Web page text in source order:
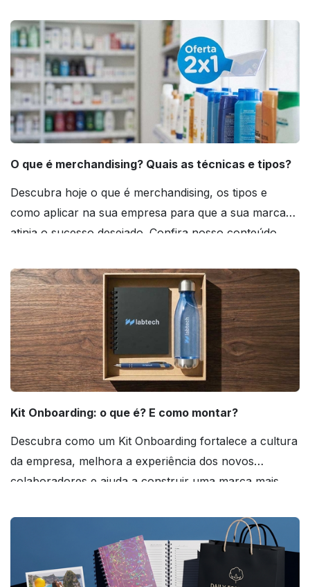
O que é merchandising? Quais as técnicas e tipos?
Descubra hoje o que é merchandising, os tipos e
como aplicar na sua empresa para que a sua marca
atinja o sucesso desejado. Confira nosso conteúdo
Kit Onboarding: o que é? E como montar?
Descubra como um Kit Onboarding fortalece a cultura
da empresa, melhora a experiência dos novos
colaboradores e ajuda a construir uma marca mais